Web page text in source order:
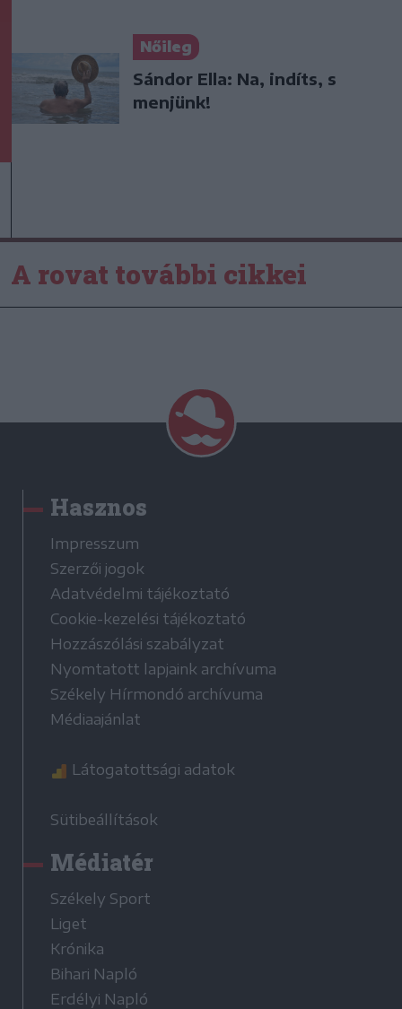
Nőileg
Sándor Ella: Na, indíts, s
menjünk!
A rovat további cikkei
Hasznos
Impresszum
Szerzői jogok
Adatvédelmi tájékoztató
Cookie-kezelési tájékoztató
Hozzászólási szabályzat
Nyomtatott lapjaink archívuma
Székely Hírmondó archívuma
Médiaajánlat
Látogatottsági adatok
Sütibeállítások
Médiatér
Székely Sport
Liget
Krónika
Bihari Napló
Erdélyi Napló